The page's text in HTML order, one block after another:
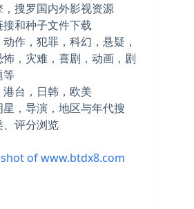
搜罗国内外影视资源
和种子文件下载
作，犯罪，科幻，悬疑，
，灾难，喜剧，动画，剧
等
台，日韩，欧美
，导演，地区与年代搜
评分浏览
of www.btdx8.com